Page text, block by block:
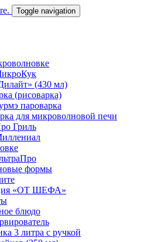
Toggle navigation
(430 мл)
(рисоварка)
пароварка
для микроволновой печи
Гриль
формы
«ОТ ШЕФА»
блюдо
3 литра с ручкой